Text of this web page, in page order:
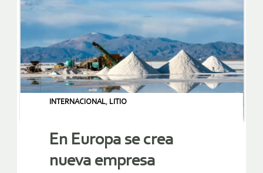
INTERNACIONAL, LITIO
En Europa se crea
nueva empresa